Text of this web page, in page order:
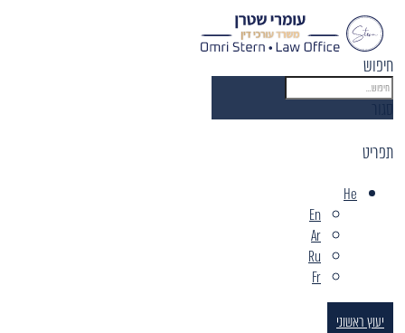
חיפוש
תפריט
He
En
Ar
Ru
Fr
יעוץ ראשוני